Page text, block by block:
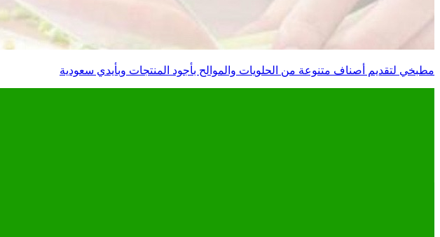
مطبخي لتقديم أصناف متنوعة من الحلويات والموالح بأجود المنتجات وبأيدي سعودية